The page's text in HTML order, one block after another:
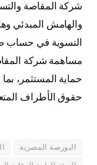
شركة المقاصة
والهامش المبدئي
التسوية في حساب
مساهمة شركة
حماية المستثمر،
حقوق الأطراف
البورصة المصرية